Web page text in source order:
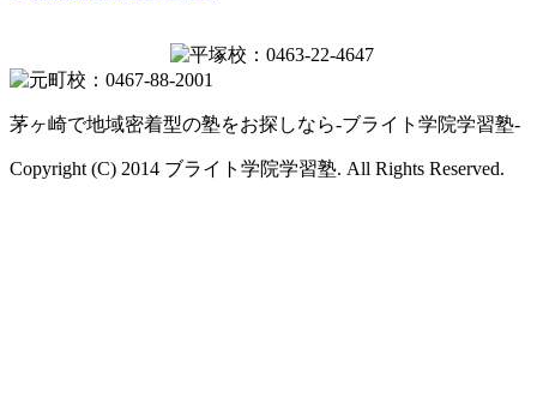
茅ヶ崎で地域密着型の塾をお探しなら-ブライト学院学習塾-
Copyright (C) 2014 ブライト学院学習塾. All Rights Reserved.